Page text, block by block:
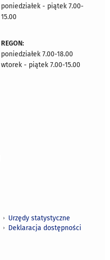
poniedziałek - piątek 7.00-
15.00
REGON:
poniedziałek 7.00-18.00
wtorek - piątek 7.00-15.00
Urzędy statystyczne
Deklaracja dostępności